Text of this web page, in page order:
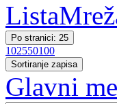
Lista
Po stranici: 25
102550100
Sortiranje zapisa
Glavni